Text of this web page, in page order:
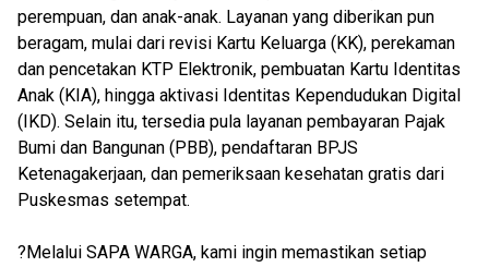
perempuan, dan anak-anak. Layanan yang diberikan pun
beragam, mulai dari revisi Kartu Keluarga (KK), perekaman
dan pencetakan KTP Elektronik, pembuatan Kartu Identitas
Anak (KIA), hingga aktivasi Identitas Kependudukan Digital
(IKD). Selain itu, tersedia pula layanan pembayaran Pajak
Bumi dan Bangunan (PBB), pendaftaran BPJS
Ketenagakerjaan, dan pemeriksaan kesehatan gratis dari
Puskesmas setempat.
?Melalui SAPA WARGA, kami ingin memastikan setiap